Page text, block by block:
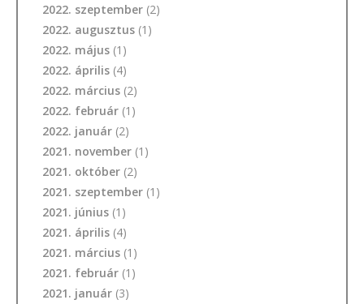
2022. szeptember (2)
2022. augusztus (1)
2022. május (1)
2022. április (4)
2022. március (2)
2022. február (1)
2022. január (2)
2021. november (1)
2021. október (2)
2021. szeptember (1)
2021. június (1)
2021. április (4)
2021. március (1)
2021. február (1)
2021. január (3)